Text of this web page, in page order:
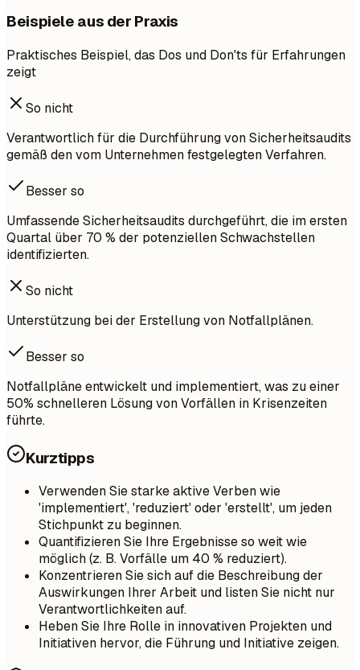
Beispiele aus der Praxis
Praktisches Beispiel, das Dos und Don'ts für Erfahrungen
zeigt
So nicht
Verantwortlich für die Durchführung von Sicherheitsaudits
gemäß den vom Unternehmen festgelegten Verfahren.
Besser so
Umfassende Sicherheitsaudits durchgeführt, die im ersten
Quartal über 70 % der potenziellen Schwachstellen
identifizierten.
So nicht
Unterstützung bei der Erstellung von Notfallplänen.
Besser so
Notfallpläne entwickelt und implementiert, was zu einer
50% schnelleren Lösung von Vorfällen in Krisenzeiten
führte.
Kurztipps
Verwenden Sie starke aktive Verben wie
'implementiert', 'reduziert' oder 'erstellt', um jeden
Stichpunkt zu beginnen.
Quantifizieren Sie Ihre Ergebnisse so weit wie
möglich (z. B. Vorfälle um 40 % reduziert).
Konzentrieren Sie sich auf die Beschreibung der
Auswirkungen Ihrer Arbeit und listen Sie nicht nur
Verantwortlichkeiten auf.
Heben Sie Ihre Rolle in innovativen Projekten und
Initiativen hervor, die Führung und Initiative zeigen.